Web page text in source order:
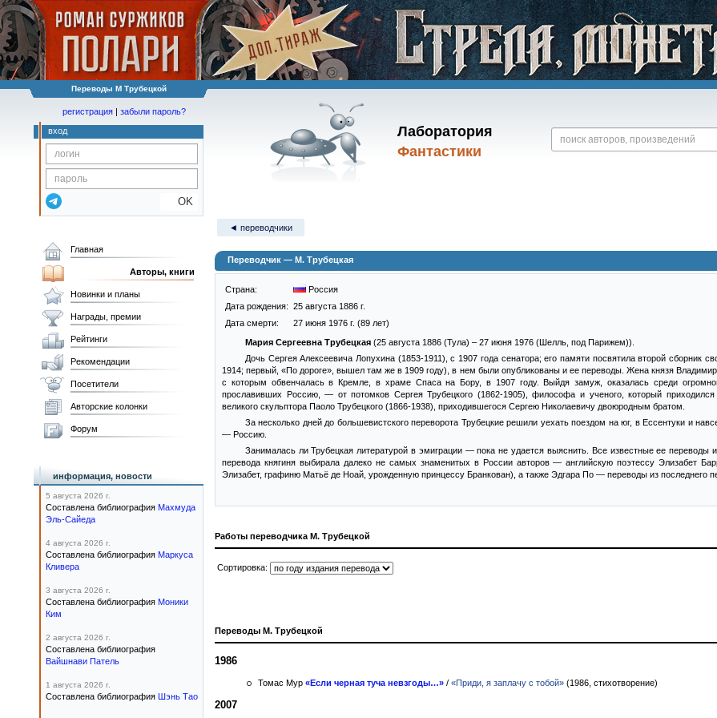
Переводы М Трубецкой
Лаборатория
Фантастики
регистрация | забыли пароль?
вход
OK
◄ переводчики
Переводчик — М. Трубецкая
Страна:
Россия
Дата рождения: 25 августа 1886 г.
Дата смерти:
27 июня 1976 г. (89 лет)
Мария Сергеевна Трубецкая(25 августа 1886 (Тула) – 27 июня 1976 (Шелль, под Парижем)).
Дочь Сергея Алексеевича Лопухина (1853-1911), с 1907 года сенатора; его памяти посвятила второй сборник
1914; первый, «По дороге», вышел там же в 1909 году), в нем были опубликованы и ее переводы. Жена князя
с которым обвенчалась в Кремле, в храме Спаса на Бору, в 1907 году. Выйдя замуж, оказалась среди
прославивших Россию, — от потомков Сергея Трубецкого (1862-1905), философа и ученого, который
великого скульптора Паоло Трубецкого (1866-1938), приходившегося Сергею Николаевичу двоюродным братом.
За несколько дней до большевистского переворота Трубецкие решили уехать поездом на юг, в Ессентуки и
— Россию.
Занималась ли Трубецкая литературой в эмиграции — пока не удается выяснить. Все известные ее переводы
перевода княгиня выбирала далеко не самых знаменитых в России авторов — английскую поэтессу Элизабет
Элизабет, графиню Матьё де Ноай, урожденную принцессу Бранкован), а также Эдгара По — переводы из последнего
Работы переводчика М. Трубецкой
Сортировка:
Переводы М. Трубецкой
1986
Томас Мур «Если черная туча невзгоды…» / «Приди, я заплачу с тобой» (1986, стихотворение)
2007
Главная
Авторы, книги
Новинки и планы
Награды, премии
Рейтинги
Рекомендации
Посетители
Авторские колонки
Форум
информация, новости
5 августа 2026 г.
Составлена библиография Махмуда
Эль-Сайеда
4 августа 2026 г.
Составлена библиография Маркуса
Кливера
3 августа 2026 г.
Составлена библиография Моники
Ким
2 августа 2026 г.
Составлена библиография
Вайшнави Патель
1 августа 2026 г.
Составлена библиография Шэнь Тао